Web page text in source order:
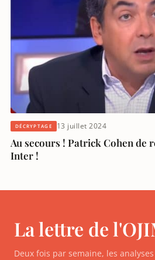
DÉCRYPTAGE 13 juillet 2024
Au secours ! Patrick Cohen de
Inter !
La lettre de
Deux fois par semaine, les